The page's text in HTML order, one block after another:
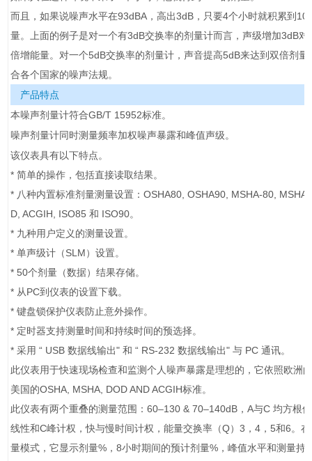
而且，如果说噪声水平在93dBA，高出3dB，只要4个小时就积累到
量。上面的例子是对一个有3dB交换率的剂量计而言，声级增加3dB对
倍增能量。对一个5dB交换率的剂量计，声音提高5dB来达到双倍剂量
合各个国家的噪声法规。
产品特点
本噪声剂量计符合GB/T 15952标准。
噪声剂量计同时测量频率加权噪声暴露和峰值声级。
该仪表具有以下特点。
* 简单的操作，包括直接读取结果。
* 八种内置标准剂量测量设置：OSHA80, OSHA90, MSHA-80,
D, ACGIH, ISO85 和 ISO90。
* 九种用户定义的测量设置。
* 单声级计（SLM）设置。
* 50个剂量（数据）结果存储。
* 从PC到仪表的设置下载。
* 键盘锁保护仪表防止意外操作。
* 定时器支持测量时间和持续时间的预选择。
* 采用 “ USB 数据线输出" 和 “ RS-232 数据线输出" 与 PC 通讯。
此仪表用于快速现场检查和监测个人噪声暴露是理想的，它依照欧洲
美国的OSHA, MSHA, DOD AND ACGIH标准。
此仪表有两个重叠的测量范围：60–130 & 70–140dB，A与C 均方根
线性和C峰计权，快与慢时间计权，能量交换率（Q）3，4，5和6。
量模式，它显示剂量%，8小时期间的预计剂量%，峰值水平和测量持